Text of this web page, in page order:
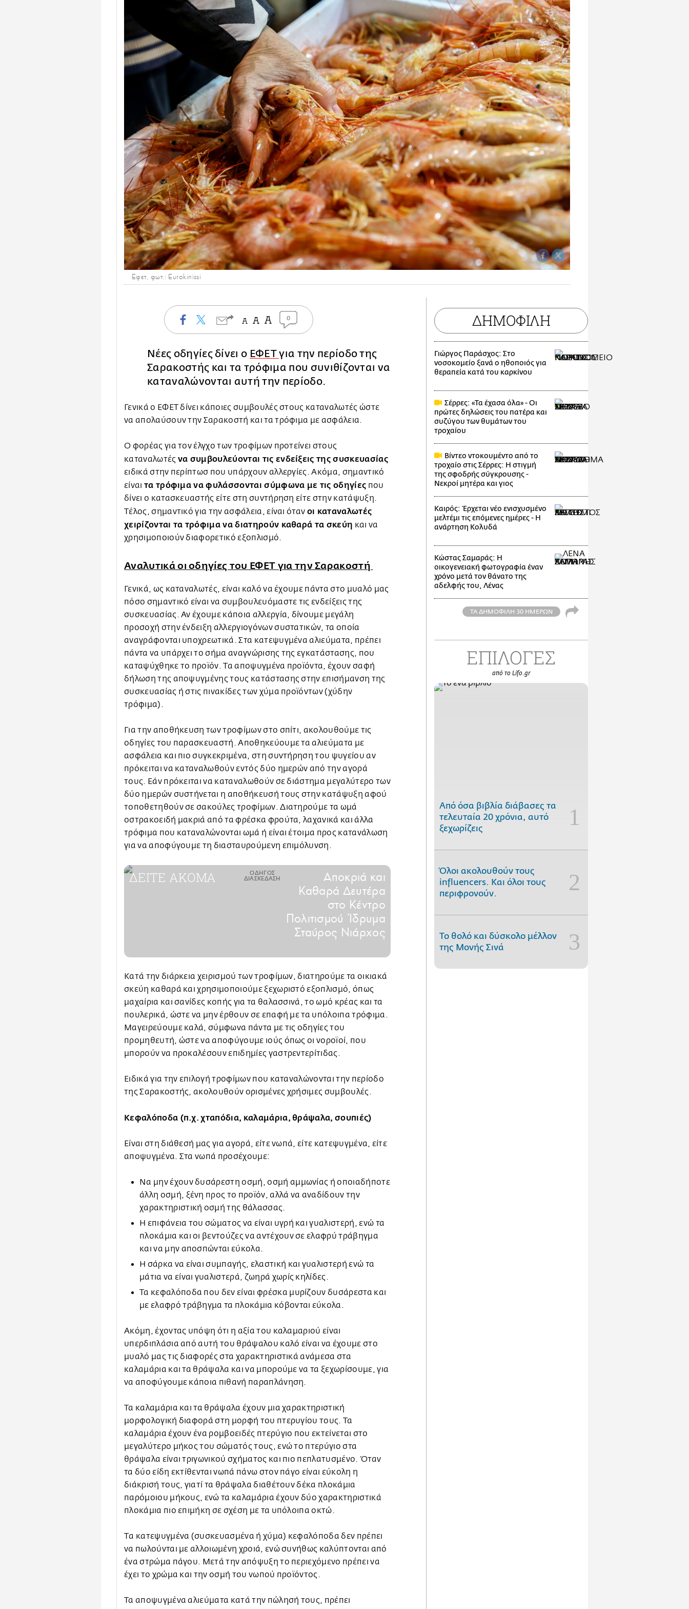
Εφετ, φωτ.: Eurokinissi
0
Νέες οδηγίες δίνει ο ΕΦΕΤγια την περίοδο της
Σαρακοστής και τα τρόφιμα που συνιθίζονται να
καταναλώνονται αυτή την περίοδο.
Γενικά ο ΕΦΕΤ δίνει κάποιες συμβουλές στους καταναλωτές ώστε
να απολαύσουν την Σαρακοστή και τα τρόφιμα με ασφάλεια.
Ο φορέας για τον έλγχο των τροφίμων προτείνει στους
καταναλωτές να συμβουλεύονται τις ενδείξεις της συσκευασίας
ειδικά στην περίπτωσ που υπάρχουν αλλεργίες. Ακόμα, σημαντικό
είναι τα τρόφιμα να φυλάσσονται σύμφωνα με τις οδηγίες που
δίνει ο κατασκευαστής είτε στη συντήρηση είτε στην κατάψυξη.
Τέλος, σημαντικό για την ασφάλεια, είναι όταν οι καταναλωτές
χειρίζονται τα τρόφιμα να διατηρούν καθαρά τα σκεύη και να
χρησιμοποιούν διαφορετικό εξοπλισμό.
Αναλυτικά οι οδηγίες του ΕΦΕΤ για την Σαρακοστή
Γενικά, ως καταναλωτές, είναι καλό να έχουμε πάντα στο μυαλό μας
πόσο σημαντικό είναι να συμβουλευόμαστε τις ενδείξεις της
συσκευασίας. Αν έχουμε κάποια αλλεργία, δίνουμε μεγάλη
προσοχή στην ένδειξη αλλεργιογόνων συστατικών, τα οποία
αναγράφονται υποχρεωτικά. Στα κατεψυγμένα αλιεύματα, πρέπει
πάντα να υπάρχει το σήμα αναγνώρισης της εγκατάστασης, που
καταψύχθηκε το προϊόν. Τα αποψυγμένα προϊόντα, έχουν σαφή
δήλωση της αποψυγμένης τους κατάστασης στην επισήμανση της
συσκευασίας ή στις πινακίδες των χύμα προϊόντων (χύδην
τρόφιμα).
Για την αποθήκευση των τροφίμων στο σπίτι, ακολουθούμε τις
οδηγίες του παρασκευαστή. Αποθηκεύουμε τα αλιεύματα με
ασφάλεια και πιο συγκεκριμένα, στη συντήρηση του ψυγείου αν
πρόκειται να καταναλωθούν εντός δύο ημερών από την αγορά
τους. Εάν πρόκειται να καταναλωθούν σε διάστημα μεγαλύτερο των
δύο ημερών συστήνεται η αποθήκευσή τους στην κατάψυξη αφού
τοποθετηθούν σε σακούλες τροφίμων. Διατηρούμε τα ωμά
οστρακοειδή μακριά από τα φρέσκα φρούτα, λαχανικά και άλλα
τρόφιμα που καταναλώνονται ωμά ή είναι έτοιμα προς κατανάλωση
για να αποφύγουμε τη διασταυρούμενη επιμόλυνση.
ΔΕΙΤΕ ΑΚΟΜΑ
ΟΔΗΓΟΣ
ΔΙΑΣΚΕΔΑΣΗ
Αποκριά και
Καθαρά Δευτέρα
στο Κέντρο
Πολιτισμού Ίδρυμα
Σταύρος Νιάρχος
Κατά την διάρκεια χειρισμού των τροφίμων, διατηρούμε τα οικιακά
σκεύη καθαρά και χρησιμοποιούμε ξεχωριστό εξοπλισμό, όπως
μαχαίρια και σανίδες κοπής για τα θαλασσινά, το ωμό κρέας και τα
πουλερικά, ώστε να μην έρθουν σε επαφή με τα υπόλοιπα τρόφιμα.
Μαγειρεύουμε καλά, σύμφωνα πάντα με τις οδηγίες του
προμηθευτή, ώστε να αποφύγουμε ιούς όπως οι νοροϊοί, που
μπορούν να προκαλέσουν επιδημίες γαστρεντερίτιδας.
Ειδικά για την επιλογή τροφίμων που καταναλώνονται την περίοδο
της Σαρακοστής, ακολουθούν ορισμένες χρήσιμες συμβουλές.
Κεφαλόποδα (π.χ. χταπόδια, καλαμάρια, θράψαλα, σουπιές)
Είναι στη διάθεσή μας για αγορά, είτε νωπά, είτε κατεψυγμένα, είτε
αποψυγμένα. Στα νωπά προσέχουμε:
Να μην έχουν δυσάρεστη οσμή, οσμή αμμωνίας ή οποιαδήποτε
άλλη οσμή, ξένη προς το προϊόν, αλλά να αναδίδουν την
χαρακτηριστική οσμή της θάλασσας.
Η επιφάνεια του σώματος να είναι υγρή και γυαλιστερή, ενώ τα
πλοκάμια και οι βεντούζες να αντέχουν σε ελαφρύ τράβηγμα
και να μην αποσπώνται εύκολα.
Η σάρκα να είναι συμπαγής, ελαστική και γυαλιστερή ενώ τα
μάτια να είναι γυαλιστερά, ζωηρά χωρίς κηλίδες.
Τα κεφαλόποδα που δεν είναι φρέσκα μυρίζουν δυσάρεστα και
με ελαφρό τράβηγμα τα πλοκάμια κόβονται εύκολα.
Ακόμη, έχοντας υπόψη ότι η αξία του καλαμαριού είναι
υπερδιπλάσια από αυτή του θράψαλου καλό είναι να έχουμε στο
μυαλό μας τις διαφορές στα χαρακτηριστικά ανάμεσα στα
καλαμάρια και τα θράψαλα και να μπορούμε να τα ξεχωρίσουμε, για
να αποφύγουμε κάποια πιθανή παραπλάνηση.
Τα καλαμάρια και τα θράψαλα έχουν μια χαρακτηριστική
μορφολογική διαφορά στη μορφή του πτερυγίου τους. Τα
καλαμάρια έχουν ένα ρομβοειδές πτερύγιο που εκτείνεται στο
μεγαλύτερο μήκος του σώματός τους, ενώ το πτερύγιο στα
θράψαλα είναι τριγωνικού σχήματος και πιο πεπλατυσμένο. Όταν
τα δύο είδη εκτίθενται νωπά πάνω στον πάγο είναι εύκολη η
διάκρισή τους, γιατί τα θράψαλα διαθέτουν δέκα πλοκάμια
παρόμοιου μήκους, ενώ τα καλαμάρια έχουν δύο χαρακτηριστικά
πλοκάμια πιο επιμήκη σε σχέση με τα υπόλοιπα οκτώ.
Tα κατεψυγμένα (συσκευασμένα ή χύμα) κεφαλόποδα δεν πρέπει
να πωλούνται με αλλοιωμένη χροιά, ενώ συνήθως καλύπτονται από
ένα στρώμα πάγου. Μετά την απόψυξη το περιεχόμενο πρέπει να
έχει το χρώμα και την οσμή του νωπού προϊόντος.
Τα αποψυγμένα αλιεύματα κατά την πώλησή τους, πρέπει
ΔΗΜΟΦΙΛΗ
Γιώργος Παράσχος: Στο
νοσοκομείο ξανά ο ηθοποιός για
θεραπεία κατά του καρκίνου
Σέρρες: «Τα έχασα όλα» - Οι
πρώτες δηλώσεις του πατέρα και
συζύγου των θυμάτων του
τροχαίου
Βίντεο ντοκουμέντο από το
τροχαίο στις Σέρρες: Η στιγμή
της σφοδρής σύγκρουσης -
Νεκροί μητέρα και γιος
Καιρός: Έρχεται νέο ενισχυσμένο
μελτέμι τις επόμενες ημέρες - Η
ανάρτηση Κολυδά
Κώστας Σαμαράς: Η
οικογενειακή φωτογραφία έναν
χρόνο μετά τον θάνατο της
αδελφής του, Λένας
ΤΑ ΔΗΜΟΦΙΛΗ 30 ΗΜΕΡΩΝ
ΕΠΙΛΟΓΕΣ
από το Lifo.gr
Από όσα βιβλία διάβασες τα
τελευταία 20 χρόνια, αυτό
ξεχωρίζεις
Όλοι ακολουθούν τους
influencers. Και όλοι τους
περιφρονούν.
Το θολό και δύσκολο μέλλον
της Μονής Σινά